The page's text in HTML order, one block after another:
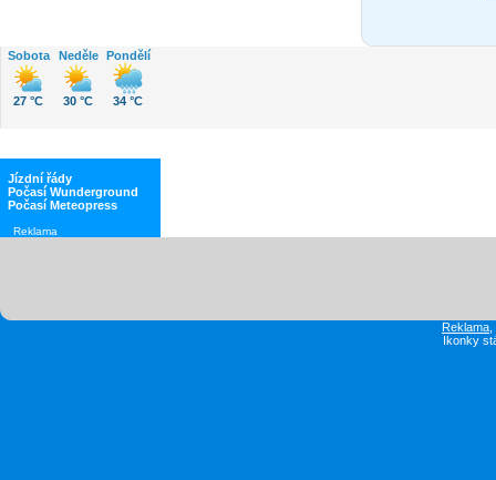
Sobota
27 °C
Neděle
30 °C
Pondělí
34 °C
Jízdní řády
Počasí Wunderground
Počasí Meteopress
Reklama
Reklama
Ikonky